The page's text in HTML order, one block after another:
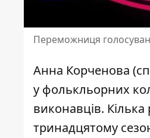
Переможниця
Анна Корченова
у фолькльорних
виконавців. Кілька
тринадцятому